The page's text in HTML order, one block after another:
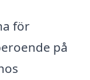
för
på